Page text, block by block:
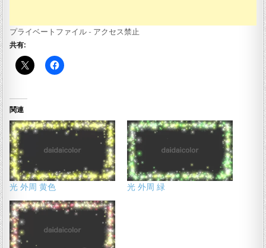
プライベートファイル - アクセス禁止
共有:
関連
光 外周 黄色 光 外周 緑